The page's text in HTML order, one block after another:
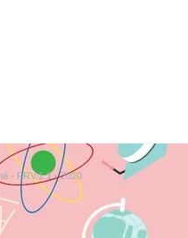
- FRV.1.1 - 2020